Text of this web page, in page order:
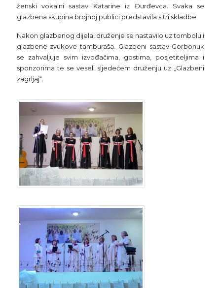
ženski vokalni sastav Katarine iz Đurđevca. Svaka se
glazbena skupina brojnoj publici predstavila s tri skladbe.
Nakon glazbenog dijela, druženje se nastavilo uz tombolu i
glazbene zvukove tamburaša. Glazbeni sastav Gorbonuk
se zahvaljuje svim izvođačima, gostima, posjetiteljima i
sponzorima te se veseli sljedećem druženju uz „Glazbeni
zagrljaj“.